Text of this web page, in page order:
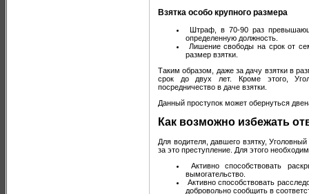
Взятка особо крупного размера
Штраф, в 70-90 раз
определенную должность.
Лишение свободы на срок от
размер взятки.
Таким образом, даже за дачу взятки в
срок до двух лет. Кроме этого,
посредничество в даче взятки.
Данный проступок может обернуться
Как возможно избежать
Для водителя, давшего взятку,
за это преступление. Для этого
Активно способствовать
вымогательство.
Активно способствовать
добровольно сообщить в